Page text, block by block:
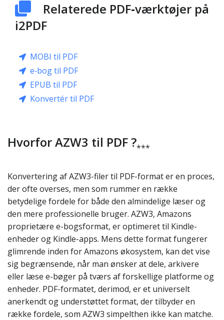
Relaterede PDF‑værktøjer på
i2PDF
MOBI til PDF
e‑bog til PDF
EPUB til PDF
Konvertér til PDF
Hvorfor AZW3 til PDF ?***
Konvertering af AZW3-filer til PDF-format er en proces,
der ofte overses, men som rummer en række
betydelige fordele for både den almindelige læser og
den mere professionelle bruger. AZW3, Amazons
proprietære e-bogsformat, er optimeret til Kindle-
enheder og Kindle-apps. Mens dette format fungerer
glimrende inden for Amazons økosystem, kan det vise
sig begrænsende, når man ønsker at dele, arkivere
eller læse e-bøger på tværs af forskellige platforme og
enheder. PDF-formatet, derimod, er et universelt
anerkendt og understøttet format, der tilbyder en
række fordele, som AZW3 simpelthen ikke kan matche.